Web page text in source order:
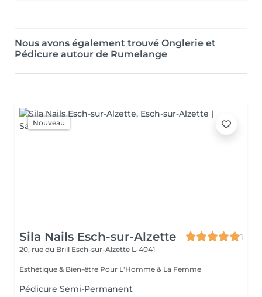
Nous avons également trouvé Onglerie et
Pédicure autour de Rumelange
Nouveau
Sila Nails Esch-sur-Alzette
1
20, rue du Brill Esch-sur-Alzette L-4041
Esthétique & Bien-être Pour L'Homme & La Femme
Pédicure Semi-Permanent